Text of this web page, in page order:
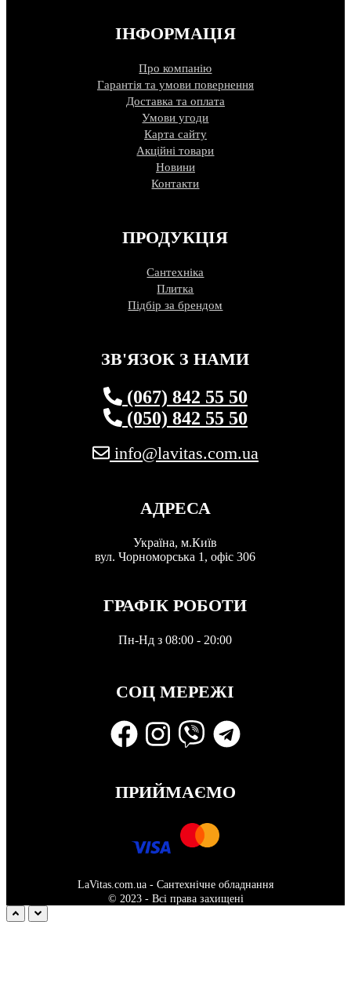
ІНФОРМАЦІЯ
Про компанію
Гарантія та умови повернення
Доставка та оплата
Умови угоди
Карта сайту
Акційні товари
Новини
Контакти
ПРОДУКЦІЯ
Сантехніка
Плитка
Підбір за брендом
ЗВ'ЯЗОК З НАМИ
(067) 842 55 50
(050) 842 55 50
info@lavitas.com.ua
АДРЕСА
Україна, м.Київ
вул. Чорноморська 1, офіс 306
ГРАФІК РОБОТИ
Пн-Нд з 08:00 - 20:00
СОЦ МЕРЕЖІ
ПРИЙМАЄМО
LaVitas.com.ua - Сантехнічне обладнання
© 2023 - Всі права захищені